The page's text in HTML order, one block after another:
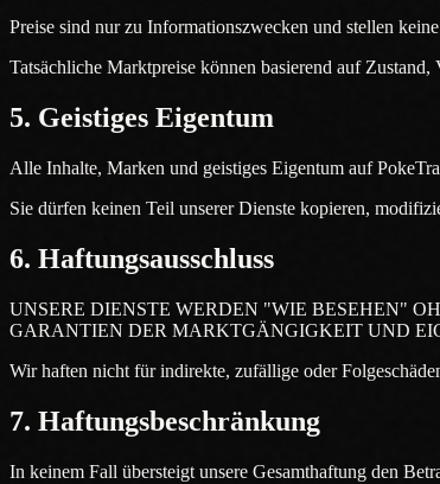
Preise sind nur zu Informationszwecken und stellen
Tatsächliche Marktpreise können basierend auf
5. Geistiges Eigentum
Alle Inhalte, Marken und geistiges Eigentum auf
Sie dürfen keinen Teil unserer Dienste kopieren,
6. Haftungsausschluss
UNSERE DIENSTE WERDEN "WIE BESEHEN"
GARANTIEN DER MARKTGÄNGIGKEIT UND
Wir haften nicht für indirekte, zufällige oder
7. Haftungsbeschränkung
In keinem Fall übersteigt unsere Gesamthaftung den